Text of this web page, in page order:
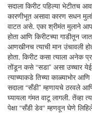
सदाला किरीट पहिल्या भेटीतच
कारणीभूत असावा कारण सधन
वाटत असे. एका श्रीमंत मुलाने
होता आणि किरीटच्या गाडीतून
आणखीनच त्याची मान उंचावली
होता. किरीट कसा त्याला अनेक
तोंडून कसे “सडा” असा उच्चार
त्याच्याकडे तिच्या काळ्याभोर आणि
सदाला “सँडी” म्हणायचे ठरवले
घ्यायला गंमत वाटू लागली. तेंव्हा
पेक्षा “सँडी डेव“ म्हणवून घेणे